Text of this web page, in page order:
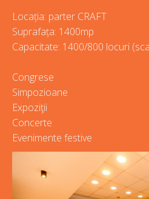
Locația: parter CRAFT
Suprafața: 1400mp
Capacitate: 1400/800 locuri
Congrese
Simpozioane
Expoziţii
Concerte
Evenimente festive